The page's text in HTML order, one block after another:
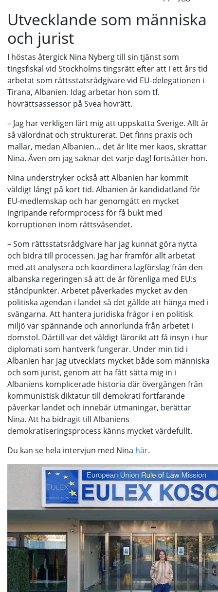
Utvecklande som människa
och jurist
I höstas återgick Nina Nyberg till sin tjänst som
tingsfiskal vid Stockholms tingsrätt efter att i ett års tid
arbetat som rättsstatsrådgivare vid EU-delegationen i
Tirana, Albanien. Idag arbetar hon som tf.
hovrättsassessor på Svea hovrätt.
– Jag har verkligen lärt mig att uppskatta Sverige. Allt är
så välordnat och strukturerat. Det finns praxis och
mallar, medan Albanien… det är lite mer kaos, skrattar
Nina. Även om jag saknar det varje dag! fortsätter hon.
Nina understryker också att Albanien har kommit
väldigt långt på kort tid. Albanien är kandidatland för
EU-medlemskap och har genomgått en mycket
ingripande reformprocess för få bukt med
korruptionen inom rättsväsendet.
– Som rättsstatsrådgivare har jag kunnat göra nytta
och bidra till processen. Jag har framför allt arbetat
med att analysera och koordinera lagförslag från den
albanska regeringen så att de är förenliga med EU:s
ståndpunkter. Arbetet påverkades mycket av den
politiska agendan i landet så det gällde att hänga med i
svängarna. Att hantera juridiska frågor i en politisk
miljö var spännande och annorlunda från arbetet i
domstol. Därtill var det väldigt lärorikt att få insyn i hur
diplomati som hantverk fungerar. Under min tid i
Albanien har jag utvecklats mycket både som människa
och som jurist, genom att ha fått sätta mig in i
Albaniens komplicerade historia där övergången från
kommunistisk diktatur till demokrati fortfarande
påverkar landet och innebär utmaningar, berättar
Nina. Att ha bidragit till Albaniens
demokratiseringsprocess känns mycket värdefullt.
Du kan se hela intervjun med Nina här.